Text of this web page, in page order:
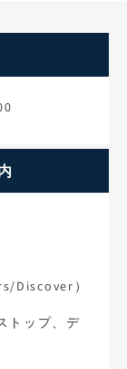
Discover）
トップ、デ